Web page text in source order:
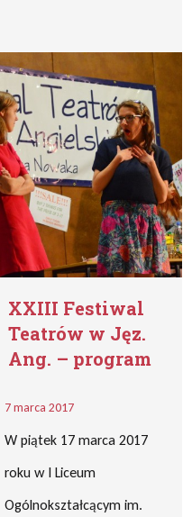
XXIII Festiwal
Teatrów w Jęz.
Ang. – program
7 marca 2017
W piątek 17 marca 2017
roku w I Liceum
Ogólnokształcącym im.